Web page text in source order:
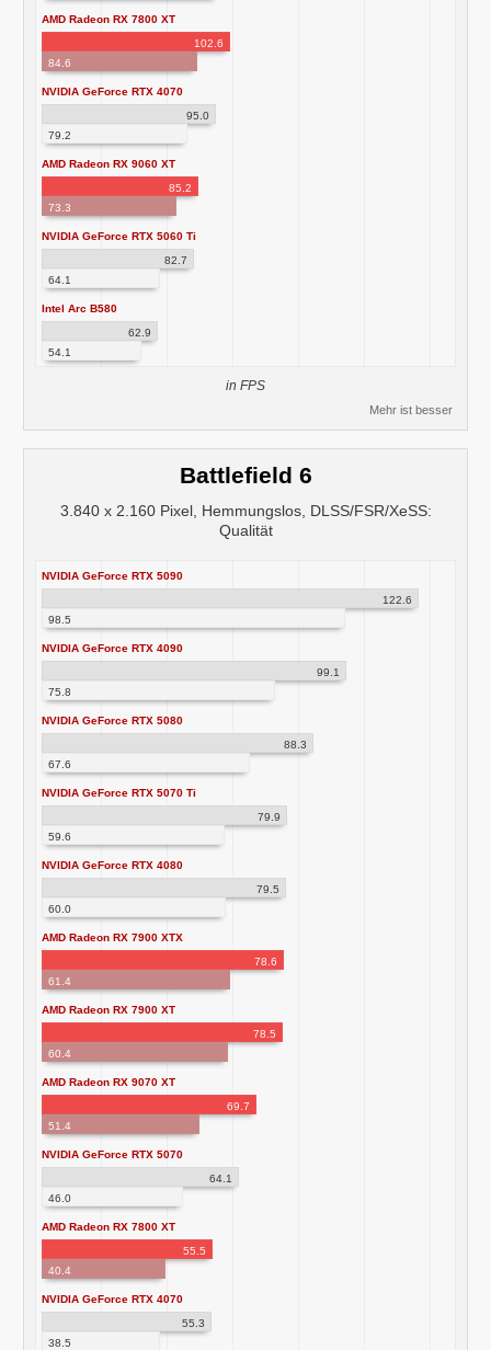
AMD Radeon RX 7800 XT
102.6
84.6
NVIDIA GeForce RTX 4070
95.0
79.2
AMD Radeon RX 9060 XT
85.2
73.3
NVIDIA GeForce RTX 5060 Ti
82.7
64.1
Intel Arc B580
62.9
54.1
in FPS
Mehr ist besser
Battlefield 6
3.840 x 2.160 Pixel, Hemmungslos, DLSS/FSR/XeSS:
Qualität
NVIDIA GeForce RTX 5090
122.6
98.5
NVIDIA GeForce RTX 4090
99.1
75.8
NVIDIA GeForce RTX 5080
88.3
67.6
NVIDIA GeForce RTX 5070 Ti
79.9
59.6
NVIDIA GeForce RTX 4080
79.5
60.0
AMD Radeon RX 7900 XTX
78.6
61.4
AMD Radeon RX 7900 XT
78.5
60.4
AMD Radeon RX 9070 XT
69.7
51.4
NVIDIA GeForce RTX 5070
64.1
46.0
AMD Radeon RX 7800 XT
55.5
40.4
NVIDIA GeForce RTX 4070
55.3
38.5